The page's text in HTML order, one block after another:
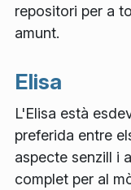
repositori per a
amunt.
Elisa
L'Elisa està
preferida entre
aspecte senzill i
complet per al